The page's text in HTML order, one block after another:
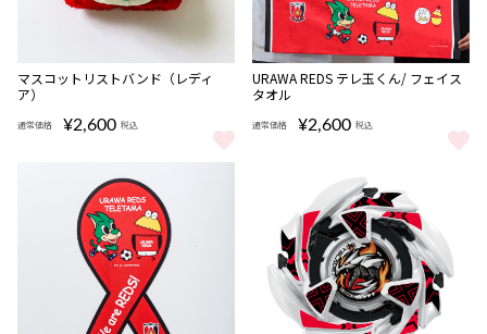
マスコットリストバンド（レディ
ア）
通常価格 ¥2,600 税込
マスコットリストバンド（レディア） をもっと見る
URAWA REDS テレ玉くん/ フェイス
タオル
通常価格 ¥2,600 税込
URAWA REDS テレ玉くん/ フェ